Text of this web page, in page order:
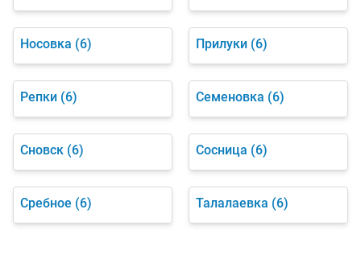
Носовка (6) Прилуки (6)
Репки (6) Семеновка (6)
Сновск (6) Сосница (6)
Сребное (6) Талалаевка (6)